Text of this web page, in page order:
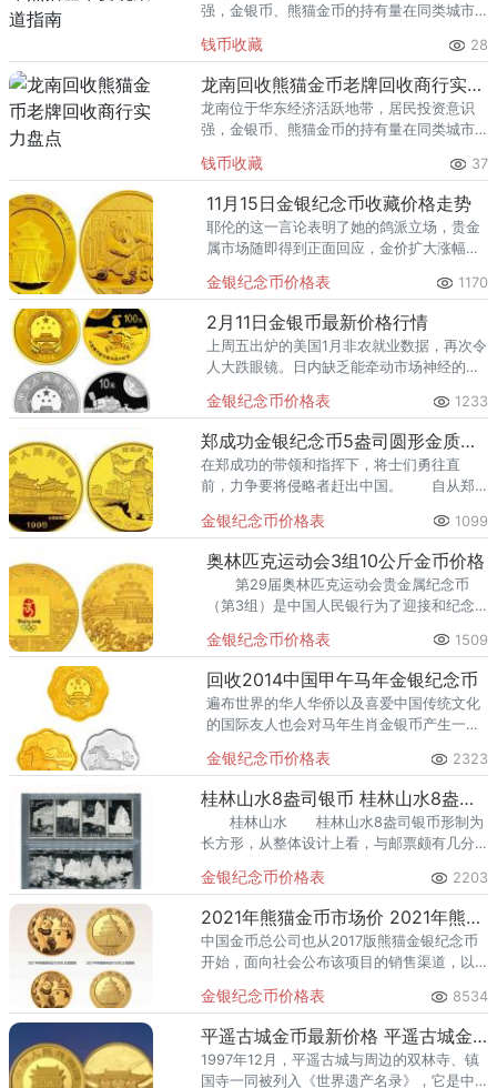
强，金银币、熊猫金币的持有量在同类城市
熊猫金币的需求就明显升温，但鱼龙混杂的
回收渠道里，能精准识别版别溢
钱币收藏 28
龙南回收熊猫金币老牌回收商行实力盘点
龙南位于华东经济活跃地带，居民投资意识
强，金银币、熊猫金币的持有量在同类城市
熊猫金币的需求就明显升温，但鱼龙混杂的
回收渠道里，能精准识别版别溢
钱币收藏 37
11月15日金银纪念币收藏价格走势
耶伦的这一言论表明了她的鸽派立场，贵金
属市场随即得到正面回应，金价扩大涨幅，
金银纪念币价格表 1170
2月11日金银币最新价格行情
上周五出炉的美国1月非农就业数据，再次令
人大跌眼镜。日内缺乏能牵动市场神经的经
QE影响。市场将密切关注周二美联储新主席
耶伦的国会证词。
金银纪念币价格表 1233
郑成功金银纪念币5盎司圆形金质纪念币
在郑成功的带领和指挥下，将士们勇往直
前，力争要将侵略者赶出中国。 自从郑
币，这是为了庆祝世界反法西斯战争暨中国
抗日战争胜利50周年。
金银纪念币价格表 1099
奥林匹克运动会3组10公斤金币价格
第29届奥林匹克运动会贵金属纪念币
（第3组）是中国人民银行为了迎接和纪念
会，于2008年3月20日发行的一套贵金属纪
念币。
金银纪念币价格表 1509
回收2014中国甲午马年金银纪念币
遍布世界的华人华侨以及喜爱中国传统文化
的国际友人也会对马年生肖金银币产生一定
金银纪念币价格表 2323
桂林山水8盎司银币 桂林山水8盎司银币价格
桂林山水 桂林山水8盎司银币形制为
长方形，从整体设计上看，与邮票颇有几分
此细致入微、富有画面感实属难得。
金银纪念币价格表 2203
2021年熊猫金币市场价 2021年熊猫金币回收价目表
中国金币总公司也从2017版熊猫金银纪念币
开始，面向社会公布该项目的销售渠道，以
害。
金银纪念币价格表 8534
平遥古城金币最新价格 平遥古城金币价格
1997年12月，平遥古城与周边的双林寺、镇
国寺一同被列入《世界遗产名录》，它是中